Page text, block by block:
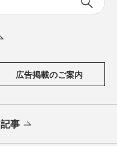
広告掲載のご案内
記事